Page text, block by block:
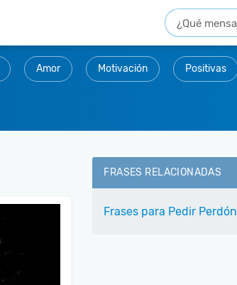
Amor Motivación Positivas
FRASES RELACIONADAS
Frases para Pedir Perdón